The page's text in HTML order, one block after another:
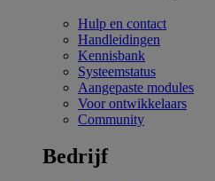
Hulp en contact
Handleidingen
Kennisbank
Systeemstatus
Aangepaste modules
Voor ontwikkelaars
Community
Bedrijf